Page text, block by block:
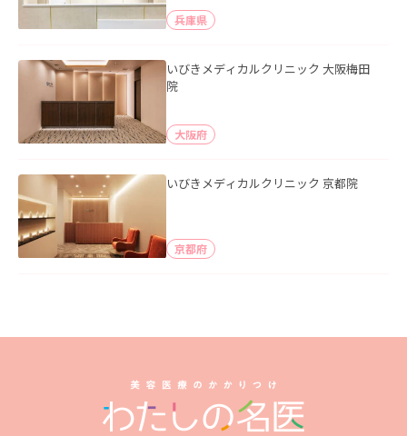
兵庫県
いびきメディカルクリニック 大阪梅田
院
大阪府
いびきメディカルクリニック 京都院
京都府